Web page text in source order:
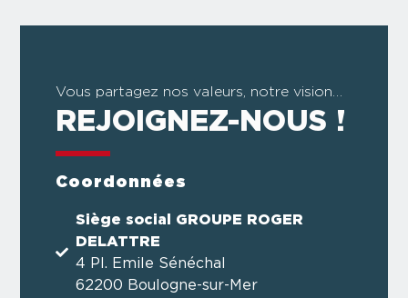
Vous partagez nos valeurs, notre vision…
REJOIGNEZ-NOUS !
Coordonnées
Siège social GROUPE ROGER
DELATTRE
4 Pl. Emile Sénéchal
62200 Boulogne-sur-Mer